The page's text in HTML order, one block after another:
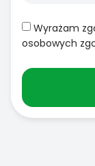
Wyrażam
osobowych